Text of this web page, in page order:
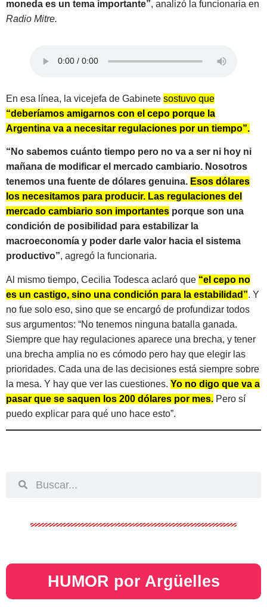
moneda es un tema importante”, analizó la funcionaria en
Radio Mitre.
En esa línea, la vicejefa de Gabinete sostuvo que
“deberíamos amigarnos con el cepo porque la
Argentina va a necesitar regulaciones por un tiempo”.
“No sabemos cuánto tiempo pero no va a ser ni hoy ni
mañana de modificar el mercado cambiario. Nosotros
tenemos una fuente de dólares genuina. Esos dólares
los necesitamos para producir. Las regulaciones del
mercado cambiario son importantes porque son una
condición de posibilidad para estabilizar la
macroeconomía y poder darle valor hacia el sistema
productivo”, agregó la funcionaria.
Al mismo tiempo, Cecilia Todesca aclaró que “el cepo no
es un castigo, sino una condición para la estabilidad”. Y
no fue solo eso, sino que se encargó de profundizar todos
sus argumentos: “No tenemos ninguna batalla ganada.
Siempre que hay regulaciones aparece una brecha, y tener
una brecha amplia no es cómodo pero hay que elegir las
prioridades. Cada una de las decisiones está siempre sobre
la mesa. Y hay que ver las cuestiones. Yo no digo que va a
pasar que se saquen los 200 dólares por mes. Pero sí
puedo explicar para qué uno hace esto”.
HUMOR por Argüelles​